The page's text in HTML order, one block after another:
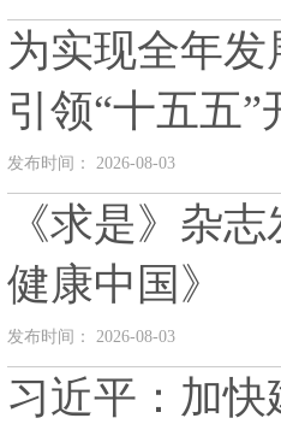
为实现全年
引领“十五五
发布时间： 2026-08-03
《求是》杂
健康中国》
发布时间： 2026-08-03
习近平：加